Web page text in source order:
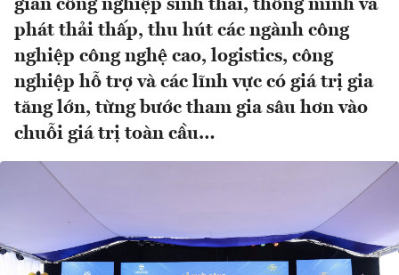
gian công nghiệp sinh thái, thông minh và
phát thải thấp, thu hút các ngành công
nghiệp công nghệ cao, logistics, công
nghiệp hỗ trợ và các lĩnh vực có giá trị gia
tăng lớn, từng bước tham gia sâu hơn vào
chuỗi giá trị toàn cầu…